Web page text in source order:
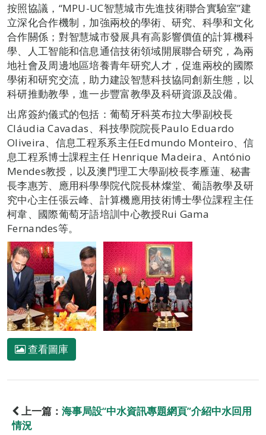
按照協議，“MPU-UC智慧城市先進技術聯合實驗室”建
立深化合作機制，加強兩校的學術、研究、科學和文化
合作關係；對智慧城市發展具有高影響價值的計算機科
學、人工智能和信息通信技術領域開展聯合研究，為兩
地社會及周邊地區培養青年研究人才，促進兩校的國際
學術和研究交流，助力建設智慧科技協同創新生態，以
科研推動教學，進一步豐富教學及科研資源及設備。
出席簽約儀式的包括：葡萄牙科英布拉大學副校長
Cláudia Cavadas、科技學院院長Paulo Eduardo
Oliveira、信息工程系系主任Edmundo Monteiro、信
息工程系博士課程主任 Henrique Madeira、António
Mendes教授，以及澳門理工大學副校長李雁蓮、秘書
長李惠芳、應用科學學院代院長林燦堂、葡語教學及研
究中心主任張云峰、計算機應用技術博士學位課程主任
柯韋、國際葡萄牙語培訓中心教授Rui Gama
Fernandes等。
查看圖庫
上一篇： 海事局設“中水資訊專題網頁”介紹中水回用
情況